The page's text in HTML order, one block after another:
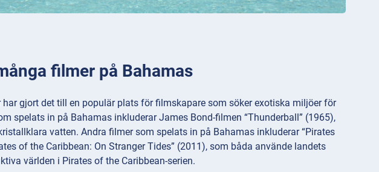
filmer på Bahamas
gjort det till en populär plats för filmskapare som söker exotiska miljöer för
spelats in på Bahamas inkluderar James Bond-filmen “Thunderball” (1965),
vatten. Andra filmer som spelats in på Bahamas inkluderar “Pirates
of the Caribbean: On Stranger Tides” (2011), som båda använde landets
världen i Pirates of the Caribbean-serien.